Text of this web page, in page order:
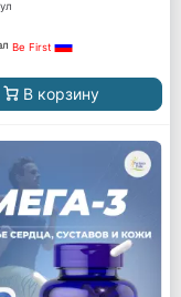
Be First
В корзину